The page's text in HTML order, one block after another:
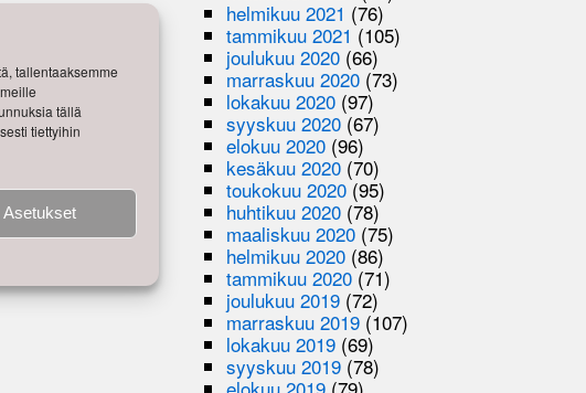
tallentaaksemme
tällä
tiettyihin
Asetukset
helmikuu 2021 (76)
tammikuu 2021 (105)
joulukuu 2020 (66)
marraskuu 2020 (73)
lokakuu 2020 (97)
syyskuu 2020(67)
elokuu 2020 (96)
kesäkuu 2020 (70)
toukokuu 2020(95)
huhtikuu 2020 (78)
maaliskuu 2020 (75)
helmikuu 2020 (86)
tammikuu 2020(71)
joulukuu 2019 (72)
marraskuu 2019 (107)
lokakuu 2019 (69)
syyskuu 2019(78)